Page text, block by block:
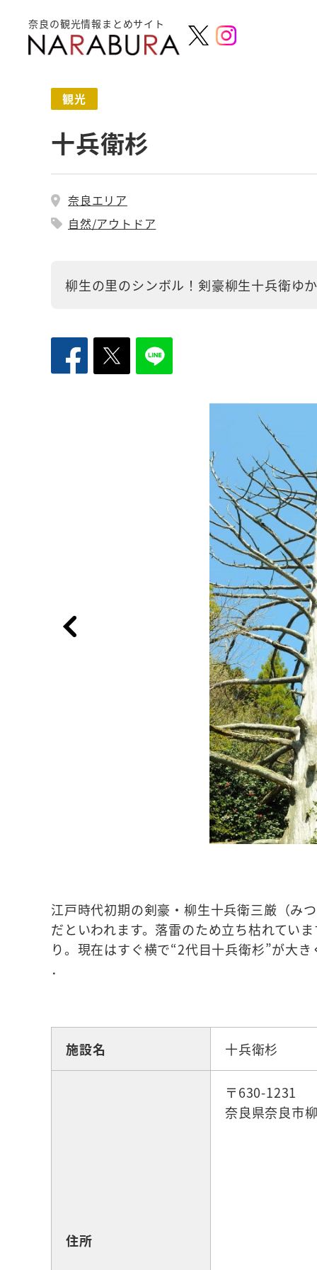
奈良の観光情報まとめサイト
観光
十兵衛杉
奈良エリア
自然/アウトドア
柳生の里のシンボル！剣豪柳生十兵衛ゆ
江戸時代初期の剣豪・柳生十兵衛三厳（み
だといわれます。落雷のため立ち枯れてい
り。現在はすぐ横で“2代目十兵衛杉”が大
．
施設名 十兵衛杉
住所
〒630-1231
奈良県奈良市